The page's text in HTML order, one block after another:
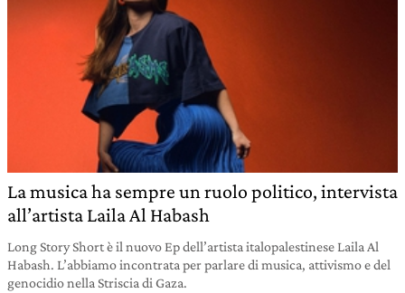
La musica ha sempre un ruolo politico, intervista
all’artista Laila Al Habash
Long Story Short è il nuovo Ep dell’artista italopalestinese Laila Al
Habash. L’abbiamo incontrata per parlare di musica, attivismo e del
genocidio nella Striscia di Gaza.